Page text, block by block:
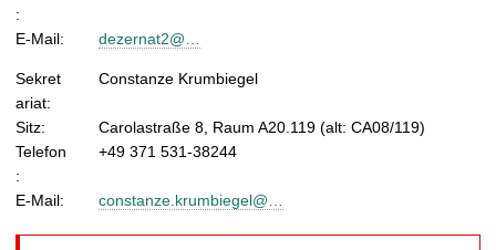
:
E-Mail: dezernat2@…
Sekret
ariat:
Constanze Krumbiegel
Sitz:
Carolastraße 8, Raum A20.119 (alt: CA08/119)
Telefon
:
+49 371 531-38244
E-Mail: constanze.krumbiegel@…